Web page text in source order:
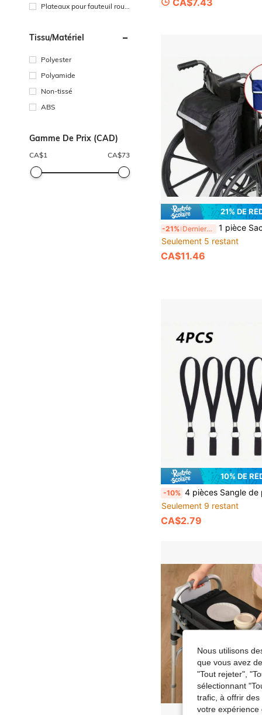
Plateaux pour fauteuil roul
Tissu/matériel
Polyester
Polyamide
Non-tissé
ABS
Gamme De Prix (CAD)
CA$1 CA$73
CA$7.43
21% DE
-21% Derniers 2 jours
1 pièce Sac de rangement latéral pour accoudoir de fauteuil roulant, résout les problèmes de voyage en fauteuil roulant, d'articles personnels encombrés, d'accès difficile, de chute facile, d'espace de rangement insuffisant, de voyage nocturne dangereux, conception multi-poches grande
Seulement 5 restant
CA$11.46
10% DE
-10% 4 pièces Sangle de poignet en nylon épais avec accessoires en métal et manchette de poignet - Cordon de canne de remplacement pour cannes, déambulateurs, aides à la mobilité -
Seulement 9 restant
CA$2.79
Nous utilisons
que vous avez
"Tout rejeter",
sélectionnant
trafic, à offrir
votre expérience